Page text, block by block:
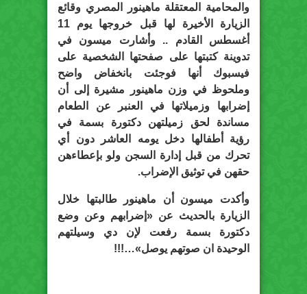
والمحامية المعتقلة ماهينور المصري وقائع
الزيارة الأخيرة لها قبل خروجها يوم 11
أغسطس القادم .. وأشارت ميسون في
تدوينة كتبتها على صفحتها الشخصية على
فيسبوك أنها فوجئت بانخفاض واضح
وملحوظ في وزن ماهينور مشيرة إلى أن
إضرابها وزميلاتها في العنبر عن الطعام
مساندة لحق زميلتهن دكتورة بسمة في
رؤية أطفالها دخل يومه العاشر دون أي
تحرك من قبل إدارة السجن ولو بإعطاءهن
حقهن في توثيق الإضراب.
وأكدت ميسون أن ماهينور طالبتها خلال
الزيارة بالحديث عن «إضرابهم وعن وضع
دكتورة بسمة رفعت لإن دي وسيلتهم
الوحيدة ان صوتهم يوصل»…!!!